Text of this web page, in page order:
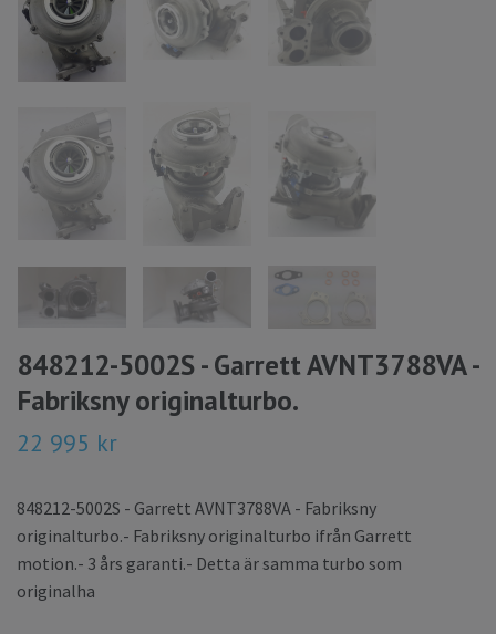
848212-5002S - Garrett AVNT3788VA -
Fabriksny originalturbo.
22 995 kr
848212-5002S - Garrett AVNT3788VA - Fabriksny
originalturbo.- Fabriksny originalturbo ifrån Garrett
motion.- 3 års garanti.- Detta är samma turbo som
originalha